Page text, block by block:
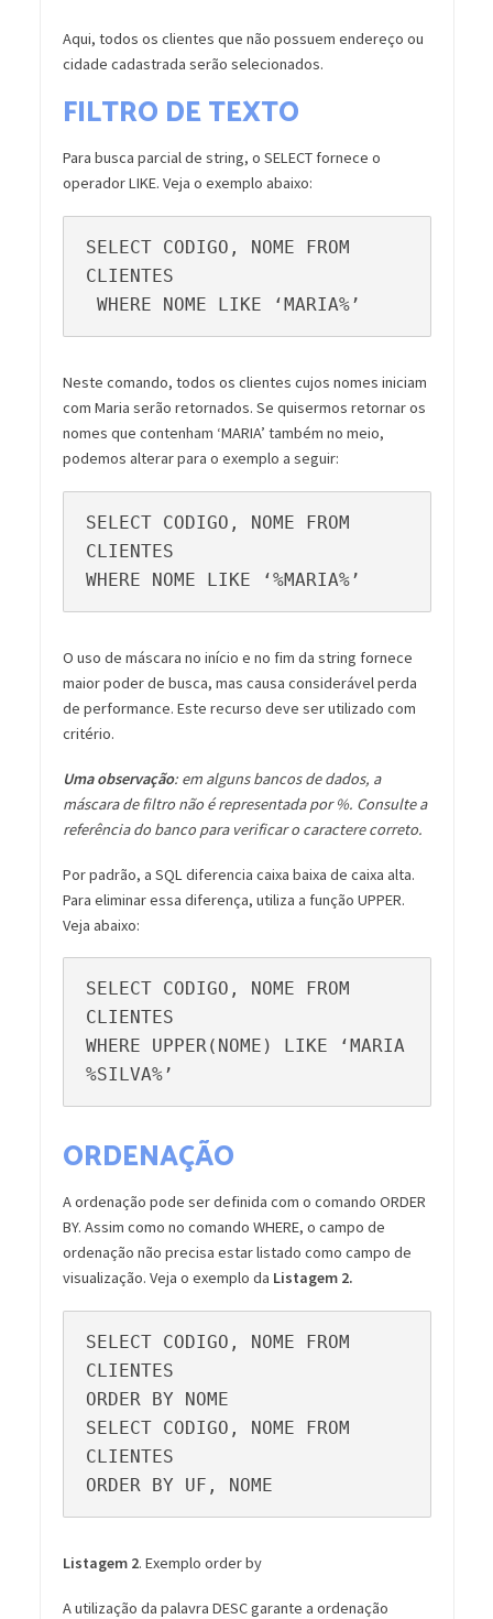
Aqui, todos os clientes que não possuem endereço ou
cidade cadastrada serão selecionados.
FILTRO DE TEXTO
Para busca parcial de string, o SELECT fornece o
operador LIKE. Veja o exemplo abaixo:
SELECT CODIGO, NOME FROM
CLIENTES
WHERE NOME LIKE ‘MARIA%’
Neste comando, todos os clientes cujos nomes iniciam
com Maria serão retornados. Se quisermos retornar os
nomes que contenham ‘MARIA’ também no meio,
podemos alterar para o exemplo a seguir:
SELECT CODIGO, NOME FROM
CLIENTES
WHERE NOME LIKE ‘%MARIA%’
O uso de máscara no início e no fim da string fornece
maior poder de busca, mas causa considerável perda
de performance. Este recurso deve ser utilizado com
critério.
Uma observação: em alguns bancos de dados, a
máscara de filtro não é representada por %. Consulte a
referência do banco para verificar o caractere correto.
Por padrão, a SQL diferencia caixa baixa de caixa alta.
Para eliminar essa diferença, utiliza a função UPPER.
Veja abaixo:
SELECT CODIGO, NOME FROM
CLIENTES
WHERE UPPER(NOME) LIKE ‘MARIA
%SILVA%’
ORDENAÇÃO
A ordenação pode ser definida com o comando ORDER
BY. Assim como no comando WHERE, o campo de
ordenação não precisa estar listado como campo de
visualização. Veja o exemplo da Listagem 2.
SELECT CODIGO, NOME FROM
CLIENTES
ORDER BY NOME
SELECT CODIGO, NOME FROM
CLIENTES
ORDER BY UF, NOME
Listagem 2. Exemplo order by
A utilização da palavra DESC garante a ordenação